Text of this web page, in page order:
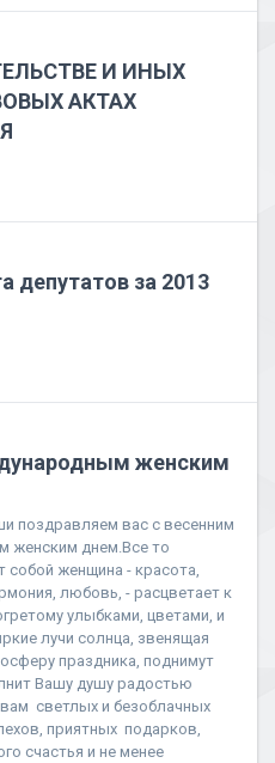
И ИНЫХ
АКТАХ
депутатов за 2013
женским
поздравляем вас с весенним
женским днем.Все то
собой женщина - красота,
любовь, - расцветает к
улыбками, цветами, и
лучи солнца, звенящая
праздника, поднимут
Вашу душу радостью
светлых и безоблачных
приятных подарков,
счастья и не менее